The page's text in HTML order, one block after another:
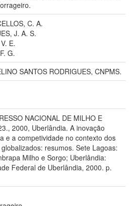
C. A.
J. A. S.
E.
G.
SANTOS RODRIGUES, CNPMS.
NACIONAL DE MILHO E
2000, Uberlândia. A inovação
e a competividade no contexto dos
resumos. Sete Lagoas:
Milho e Sorgo; Uberlândia:
Federal de Uberlândia, 2000. p.